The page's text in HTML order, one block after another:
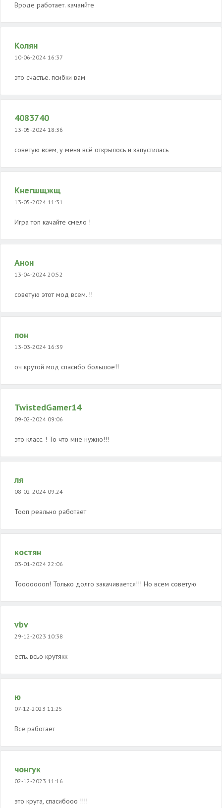
Вроде работает. качаийте
Колян
10-06-2024 16:37
это счастье. псибки вам
4083740
13-05-2024 18:36
советую всем, у меня всё открылось и запустилась
Кнегшщжщ
13-05-2024 11:31
Игра топ качайте смело !
Анон
13-04-2024 20:52
советую этот мод всем. !!
пон
13-03-2024 16:39
оч крутой мод спасибо большое!!
TwistedGamer14
09-02-2024 09:06
это класс. ! То что мне нужно!!!
ля
08-02-2024 09:24
Тооп реально работает
костян
03-01-2024 22:06
Тоооооооп! Только долго закачивается!!! Но всем советую
vbv
29-12-2023 10:38
есть. всьо крутякк
ю
07-12-2023 11:25
Все работает
чонгук
02-12-2023 11:16
это крута, спасибооо !!!!